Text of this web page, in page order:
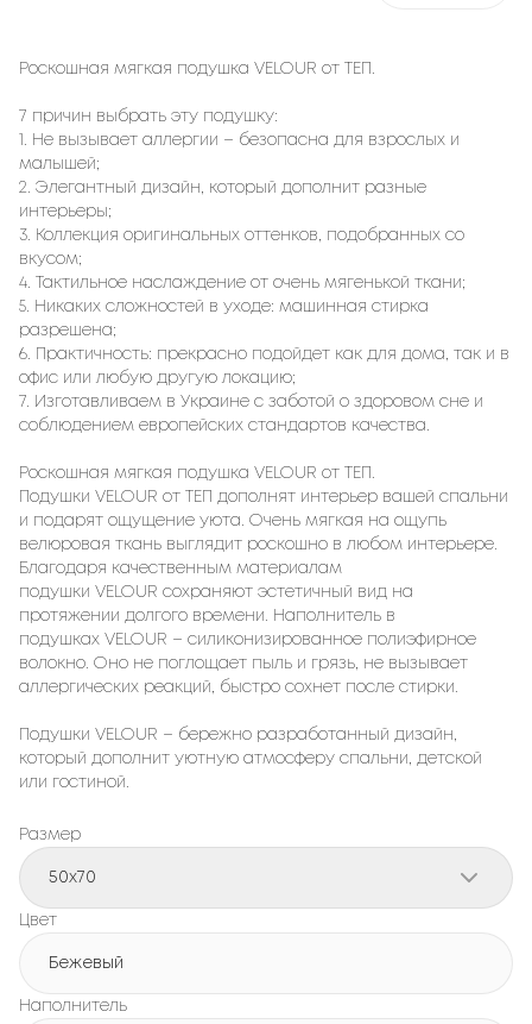
Роскошная мягкая подушка VELOUR от ТЕП.
7 причин выбрать эту подушку:
1. Не вызывает аллергии – безопасна для взрослых и
малышей;
2. Элегантный дизайн, который дополнит разные
интерьеры;
3. Коллекция оригинальных оттенков, подобранных со
вкусом;
4. Тактильное наслаждение от очень мягенькой ткани;
5. Никаких сложностей в уходе: машинная стирка
разрешена;
6. Практичность: прекрасно подойдет как для дома, так и в
офис или любую другую локацию;
7. Изготавливаем в Украине с заботой о здоровом сне и
соблюдением европейских стандартов качества.
Роскошная мягкая подушка VELOUR от ТЕП.
Подушки VELOUR от ТЕП дополнят интерьер вашей спальни
и подарят ощущение уюта. Очень мягкая на ощупь
велюровая ткань выглядит роскошно в любом интерьере.
Благодаря качественным материалам
подушки VELOUR сохраняют эстетичный вид на
протяжении долгого времени. Наполнитель в
подушках VELOUR – силиконизированное полиэфирное
волокно. Оно не поглощает пыль и грязь, не вызывает
аллергических реакций, быстро сохнет после стирки.
Подушки VELOUR – бережно разработанный дизайн,
который дополнит уютную атмосферу спальни, детской
или гостиной.
Размер
50x70
Цвет
Бежевый
Наполнитель